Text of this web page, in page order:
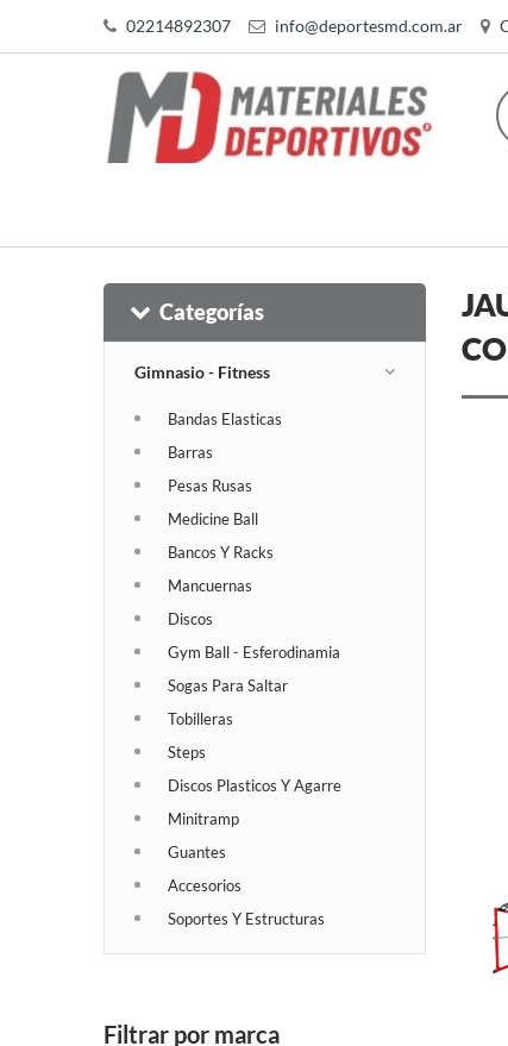
02214892307 info@deportesmd.com.ar
Categorías
Gimnasio - Fitness
Bandas Elasticas
Barras
Pesas Rusas
Medicine Ball
Bancos Y Racks
Mancuernas
Discos
Gym Ball - Esferodinamia
Sogas Para Saltar
Tobilleras
Steps
Discos Plasticos Y Agarre
Minitramp
Guantes
Accesorios
Soportes Y Estructuras
Filtrar por marca